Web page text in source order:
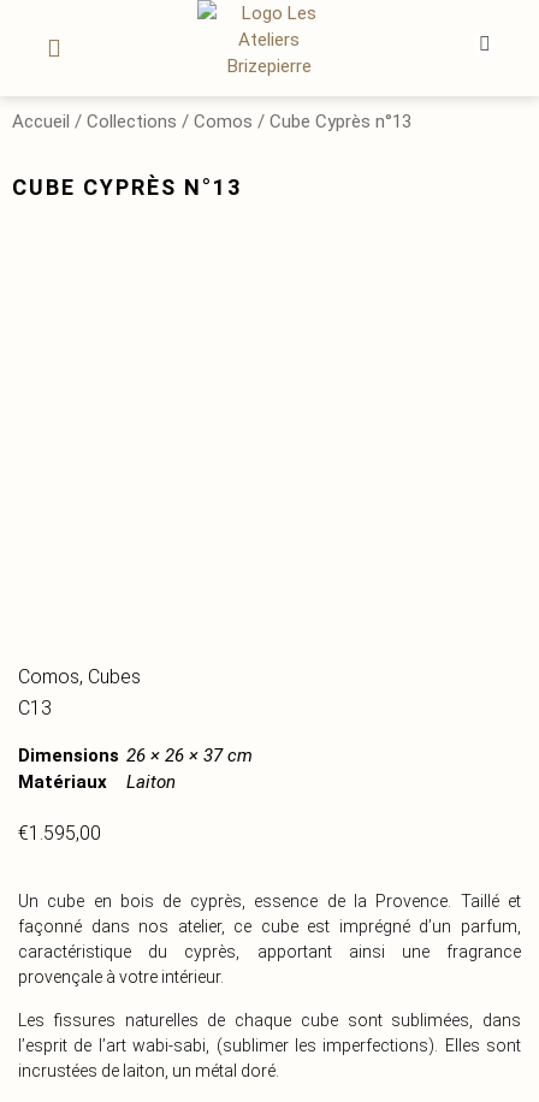
Accueil / Collections / Comos / Cube Cyprès n°13
CUBE CYPRÈS N°13
Comos, Cubes
C13
Dimensions 26 × 26 × 37 cm
Matériaux
Laiton
€1.595,00
Un cube en bois de cyprès, essence de la Provence. Taillé et
façonné dans nos atelier, ce cube est imprégné d’un parfum,
caractéristique du cyprès, apportant ainsi une fragrance
provençale à votre intérieur.
Les fissures naturelles de chaque cube sont sublimées, dans
l’esprit de l’art wabi-sabi, (sublimer les imperfections). Elles sont
incrustées de laiton, un métal doré.